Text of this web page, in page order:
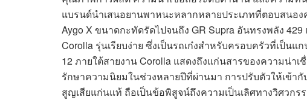
แบรนด์นำเสนอยานพาหนะหลากหลายประเภทที่ตอบสนอ
Aygo X ขนาดกะทัดรัดไปจนถึง GR Supra อันทรงพลัง
Corolla รุ่นเรียบง่าย ซึ่งเป็นรถเก๋งสำหรับครอบครัวที่เป็น
12 ภายใต้สายงาน Corolla แสดงถึงแก่นสารของความน่า
รักษาความนิยมในช่วงหลายปีที่ผ่านมา การปรับตัวให้เข้า
สูญเสียแก่นแท้ ถือเป็นข้อพิสูจน์ถึงความเป็นเลิศทางวิศวก